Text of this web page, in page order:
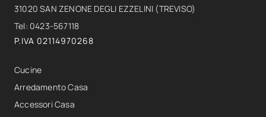
31020 SAN ZENONE DEGLI EZZELINI (TREVISO)
Tel: 0423-567118
P.IVA 02114970268
Cucine
Arredamento Casa
Accessori Casa